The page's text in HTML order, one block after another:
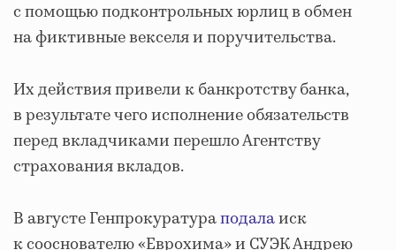
с помощью подконтрольных юрлиц в обмен
на фиктивные векселя и поручительства.
Их действия привели к банкротству банка,
в результате чего исполнение обязательств
перед вкладчиками перешло Агентству
страхования вкладов.
В августе Генпрокуратураподалаиск
к сооснователю «Еврохима» и СУЭК Андрею